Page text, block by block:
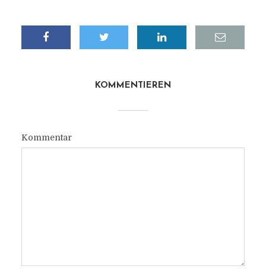
KOMMENTIEREN
Kommentar